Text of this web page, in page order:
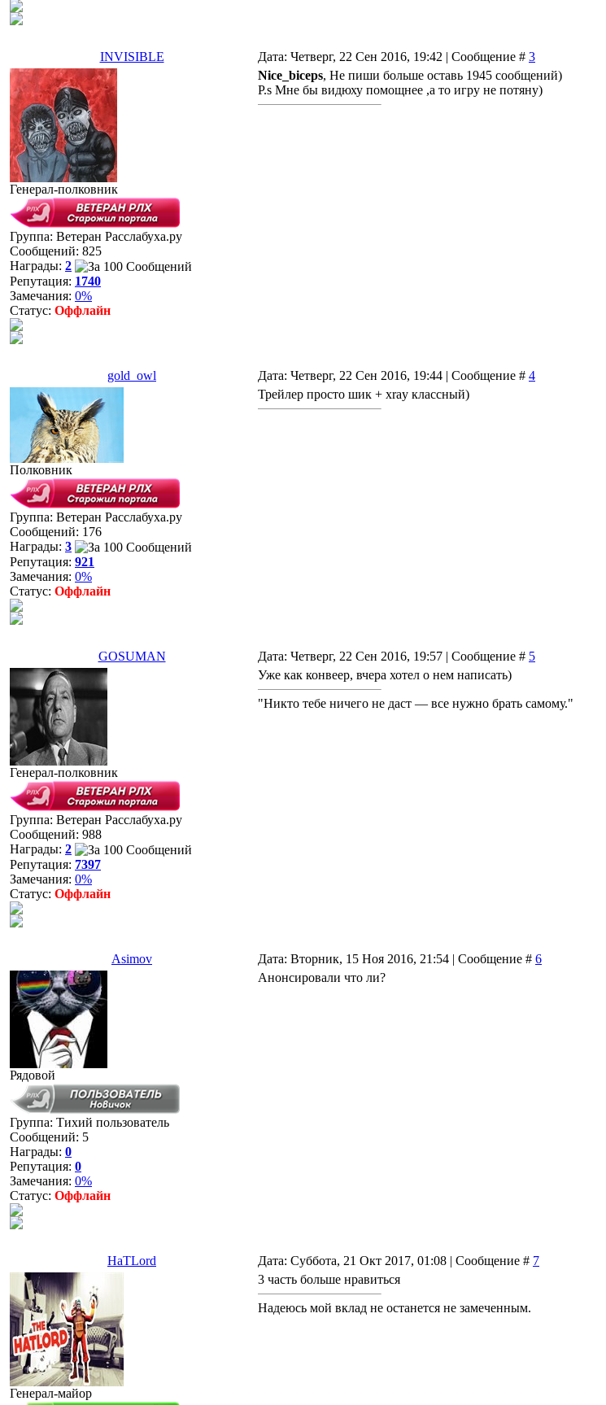
INVISIBLE Дата: Четверг, 22 Сен 2016, 19:42 | Сообщение # 3
Генерал-полковник
Группа: Ветеран Расслабуха.ру
Сообщений: 825
Награды: 2
Репутация: 1740
Замечания: 0%
Статус: Оффлайн
Nice_biceps, Не пиши больше оставь 1945 сообщений)
P.s Мне бы видюху помощнее ,а то игру не потяну)
gold_owl Дата: Четверг, 22 Сен 2016, 19:44 | Сообщение # 4
Полковник
Группа: Ветеран Расслабуха.ру
Сообщений: 176
Награды: 3
Репутация: 921
Замечания: 0%
Статус: Оффлайн
Трейлер просто шик + xray классный)
GOSUMAN Дата: Четверг, 22 Сен 2016, 19:57 | Сообщение # 5
Генерал-полковник
Группа: Ветеран Расслабуха.ру
Сообщений: 988
Награды: 2
Репутация: 7397
Замечания: 0%
Статус: Оффлайн
Уже как конвеер, вчера хотел о нем написать)
"Никто тебе ничего не даст — все нужно брать самому."
Asimov Дата: Вторник, 15 Ноя 2016, 21:54 | Сообщение # 6
Рядовой
Группа: Тихий пользователь
Сообщений: 5
Награды: 0
Репутация: 0
Замечания: 0%
Статус: Оффлайн
Анонсировали что ли?
HaTLord Дата: Суббота, 21 Окт 2017, 01:08 | Сообщение # 7
Генерал-майор
3 часть больше нравиться
Надеюсь мой вклад не останется не замеченным.